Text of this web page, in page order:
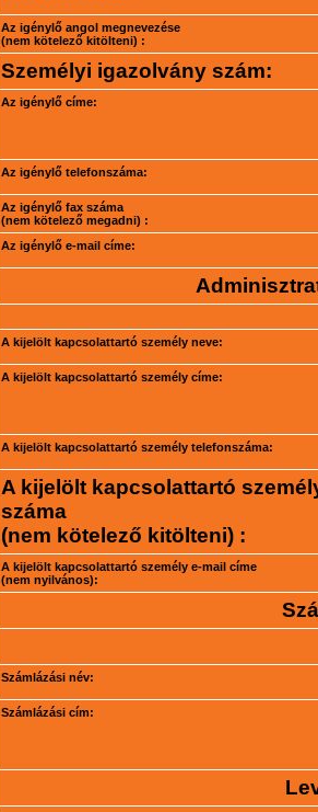
Az igénylő angol megnevezése
(nem kötelező kitölteni) :
Személyi igazolvány szám:
Az igénylő címe:
Az igénylő telefonszáma:
Az igénylő fax száma
(nem kötelező megadni) :
Az igénylő e-mail címe:
A kijelölt kapcsolattartó személy neve:
A kijelölt kapcsolattartó személy címe:
A kijelölt kapcsolattartó személy telefonszáma:
A kijelölt kapcsolattartó
száma
(nem kötelező kitölteni) :
A kijelölt kapcsolattartó személy e-mail címe
(nem nyilvános):
Számlázási név:
Számlázási cím: